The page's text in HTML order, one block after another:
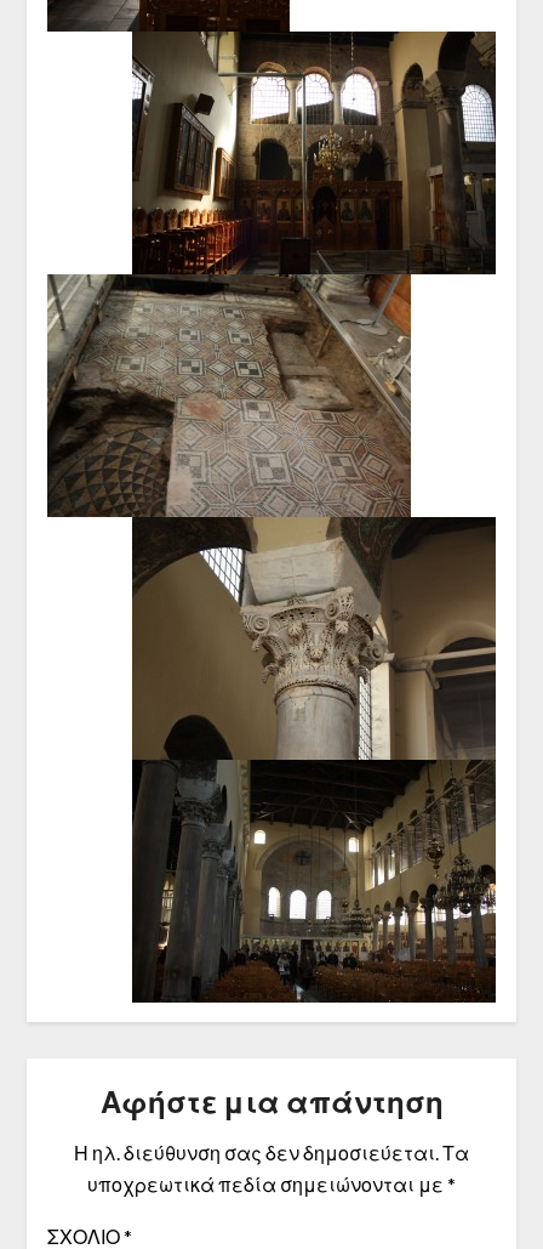
Αφήστε μια απάντηση
Η ηλ. διεύθυνση σας δεν δημοσιεύεται. Τα
υποχρεωτικά πεδία σημειώνονται με *
ΣΧΌΛΙΟ*